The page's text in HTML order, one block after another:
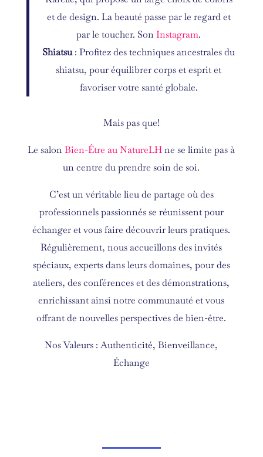
et de design. La beauté passe par le regard et
par le toucher. SonInstagram.
Shiatsu: Profitez des techniques ancestrales du
shiatsu, pour équilibrer corps et esprit et
favoriser votre santé globale.
Mais pas que!
Le salonBien-Être au NatureLHne se limite pas à
un centre du prendre soin de soi.
C’est un véritable lieu de partage où des
professionnels passionnés se réunissent pour
échanger et vous faire découvrir leurs pratiques.
Régulièrement, nous accueillons des invités
spéciaux, experts dans leurs domaines, pour des
ateliers, des conférences et des démonstrations,
enrichissant ainsi notre communauté et vous
offrant de nouvelles perspectives de bien-être.
Nos Valeurs : Authenticité, Bienveillance,
Échange